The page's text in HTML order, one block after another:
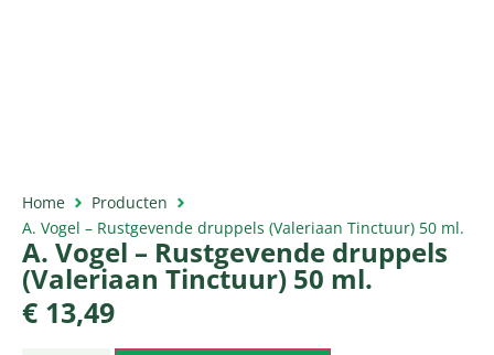
Home
Producten
A. Vogel – Rustgevende druppels (Valeriaan Tinctuur) 50 ml.
A. Vogel – Rustgevende druppels
(Valeriaan Tinctuur) 50 ml.
€ 13,49